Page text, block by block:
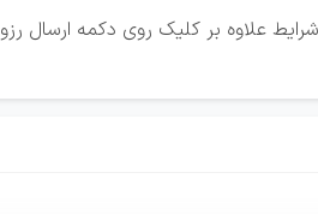
علاوه بر کلیک روی دکمه ارسال